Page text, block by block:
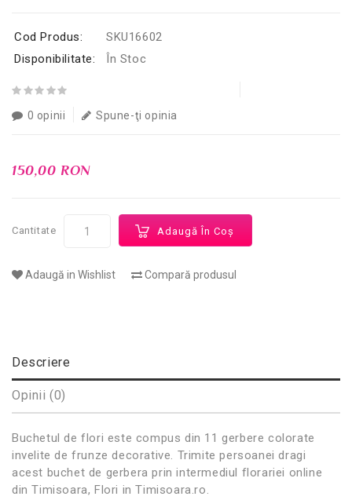
Cod Produs:
SKU16602
Disponibilitate:
În Stoc
0 opinii Spune-ţi opinia
150,00 RON
Cantitate Adaugă În Coş
Adaugă in Wishlist Compară produsul
Descriere
Opinii (0)
Buchetul de flori este compus din 11 gerbere colorate
invelite de frunze decorative. Trimite persoanei dragi
acest buchet de gerbera prin intermediul florariei online
din Timisoara, Flori in Timisoara.ro.